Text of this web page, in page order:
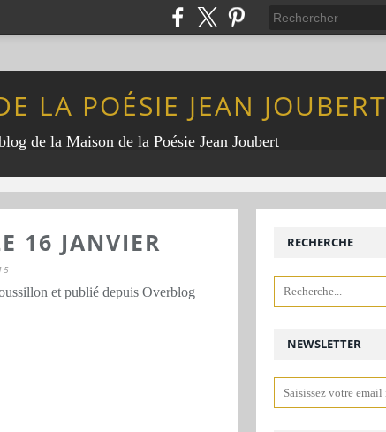
LA POÉSIE JEAN JOUBERT
de la Maison de la Poésie Jean Joubert
16 JANVIER
et publié depuis Overblog
NEWSLETTER
RECHERCHE